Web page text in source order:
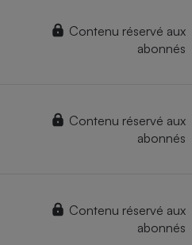
Contenu réservé aux
abonnés
Contenu réservé aux
abonnés
Contenu réservé aux
abonnés